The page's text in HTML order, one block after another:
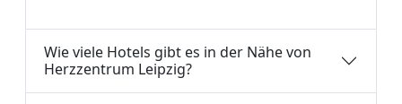
Wie viele Hotels gibt es in der Nähe von
Herzzentrum Leipzig?